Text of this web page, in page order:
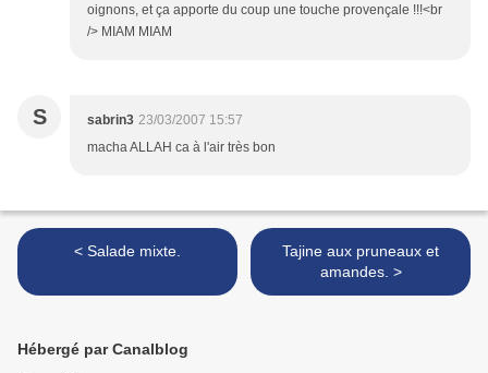
oignons, et ça apporte du coup une touche provençale !!!<br
/> MIAM MIAM
S sabrin3 23/03/2007 15:57
macha ALLAH ca à l'air très bon
< Salade mixte.
Tajine aux pruneaux et
amandes. >
Hébergé par Canalblog